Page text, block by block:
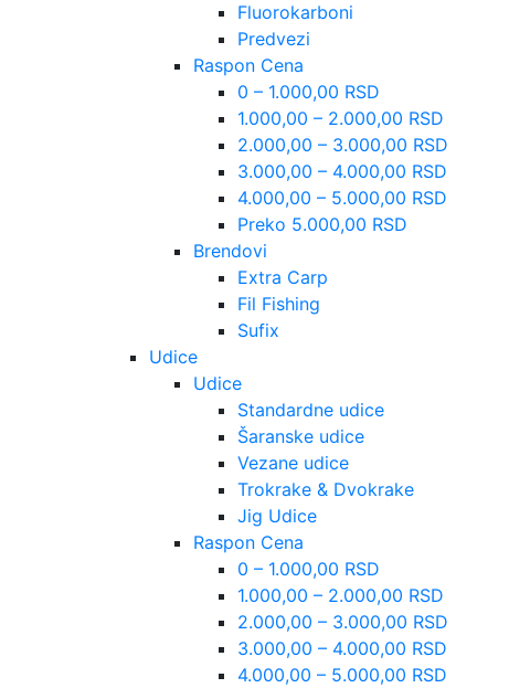
Fluorokarboni
Predvezi
Raspon Cena
0 – 1.000,00 RSD
1.000,00 – 2.000,00 RSD
2.000,00 – 3.000,00 RSD
3.000,00 – 4.000,00 RSD
4.000,00 – 5.000,00 RSD
Preko 5.000,00 RSD
Brendovi
Extra Carp
Fil Fishing
Sufix
Udice
Udice
Standardne udice
Šaranske udice
Vezane udice
Trokrake & Dvokrake
Jig Udice
Raspon Cena
0 – 1.000,00 RSD
1.000,00 – 2.000,00 RSD
2.000,00 – 3.000,00 RSD
3.000,00 – 4.000,00 RSD
4.000,00 – 5.000,00 RSD